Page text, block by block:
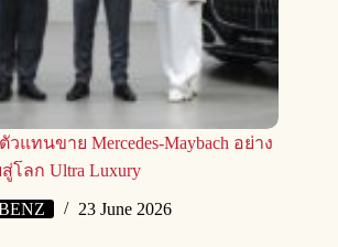
ทนขาย Mercedes-Maybach อย่าง
โลก Ultra Luxury
23 June 2026